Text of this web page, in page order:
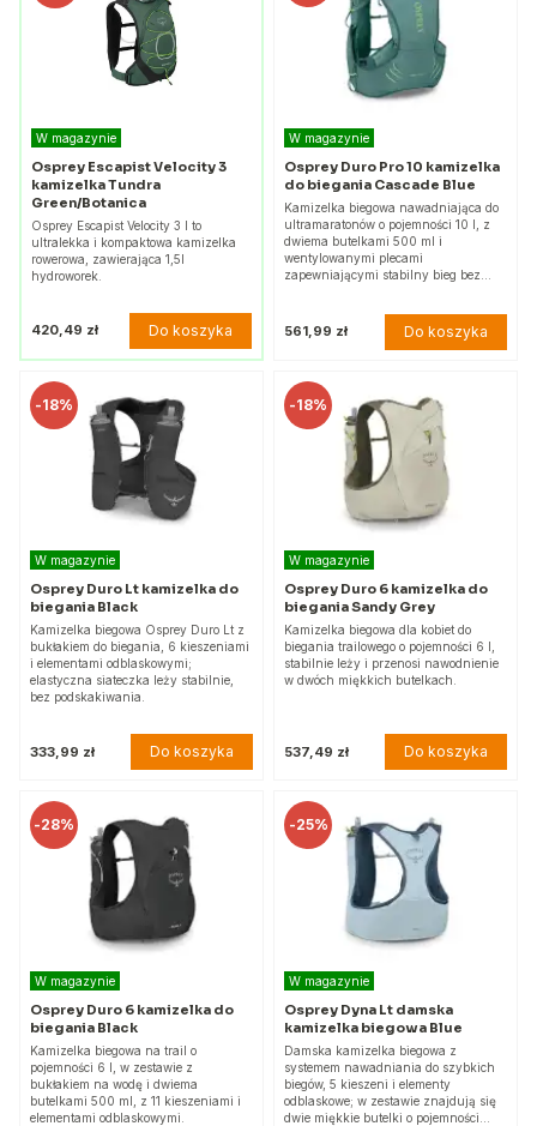
W magazynie
Osprey Escapist Velocity 3
kamizelka Tundra
Green/Botanica
Osprey Escapist Velocity 3 l to
ultralekka i kompaktowa kamizelka
rowerowa, zawierająca 1,5l
hydroworek.
420,49 zł Do koszyka
W magazynie
Osprey Duro Pro 10 kamizelka
do biegania Cascade Blue
Kamizelka biegowa nawadniająca do
ultramaratonów o pojemności 10 l, z
dwiema butelkami 500 ml i
wentylowanymi plecami
zapewniającymi stabilny bieg bez…
561,99 zł Do koszyka
-18%
W magazynie
Osprey Duro Lt kamizelka do
biegania Black
Kamizelka biegowa Osprey Duro Lt z
bukłakiem do biegania, 6 kieszeniami
i elementami odblaskowymi;
elastyczna siateczka leży stabilnie,
bez podskakiwania.
333,99 zł Do koszyka
-18%
W magazynie
Osprey Duro 6 kamizelka do
biegania Sandy Grey
Kamizelka biegowa dla kobiet do
biegania trailowego o pojemności 6 l,
stabilnie leży i przenosi nawodnienie
w dwóch miękkich butelkach.
537,49 zł Do koszyka
-28%
W magazynie
Osprey Duro 6 kamizelka do
biegania Black
Kamizelka biegowa na trail o
pojemności 6 l, w zestawie z
bukłakiem na wodę i dwiema
butelkami 500 ml, z 11 kieszeniami i
elementami odblaskowymi.
-25%
W magazynie
Osprey Dyna Lt damska
kamizelka biegowa Blue
Damska kamizelka biegowa z
systemem nawadniania do szybkich
biegów, 5 kieszeni i elementy
odblaskowe; w zestawie znajdują się
dwie miękkie butelki o pojemności…